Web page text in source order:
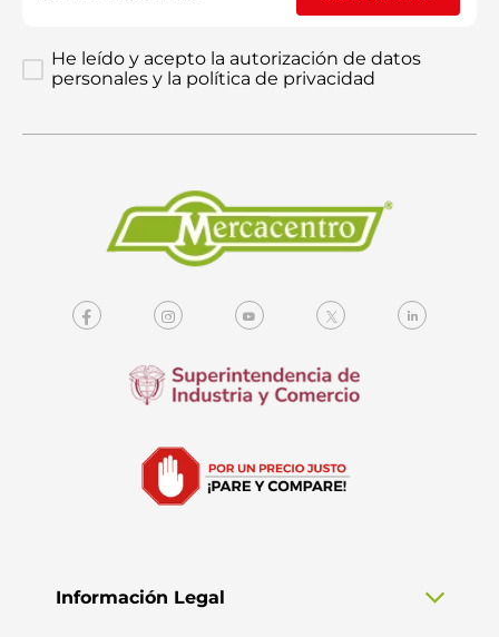
He leído y acepto la autorización de datos
personales y la política de privacidad
Información Legal